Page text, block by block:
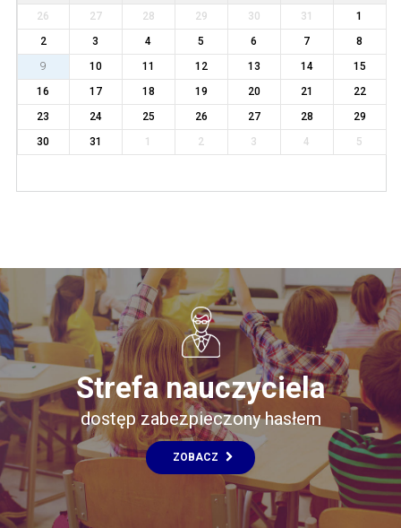
26 27 28 29 30 31
1
2
3 4 5 6 7
8
9
10 11 12 13 14
15
16
17 18 19 20 21
22
23
24 25 26 27 28
29
30
31 1 2 3 4 5
Strefa nauczyciela
dostęp zabezpieczony hasłem
ZOBACZ